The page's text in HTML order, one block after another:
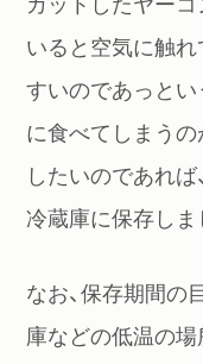
いると空気に触れ
すいのであっと
に食べてしまう
したいのであれ
冷蔵庫に保存しま
なお、保存期間の
庫などの低温の